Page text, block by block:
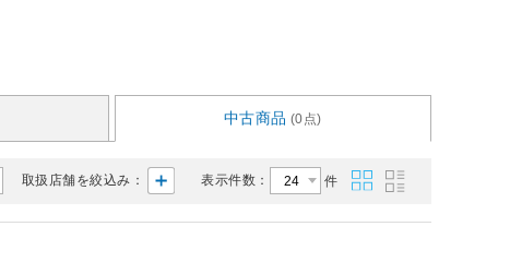
中古商品 (0点)
表示件数： 件
取扱店舗を絞込み：